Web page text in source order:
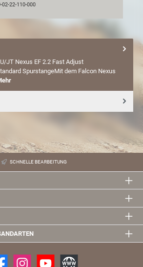
02-22-110-000
JT Nexus EF 2.2 Fast Adjust
SpurstangeMit dem Falcon Nexus
SCHNELLE BEARBEITUNG